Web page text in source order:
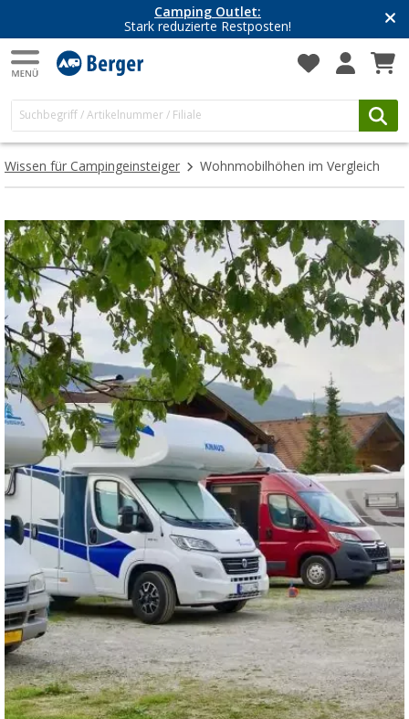
Camping Outlet:
Stark reduzierte Restposten!
Wissen für Campingeinsteiger Wohnmobilhöhen im Vergleich